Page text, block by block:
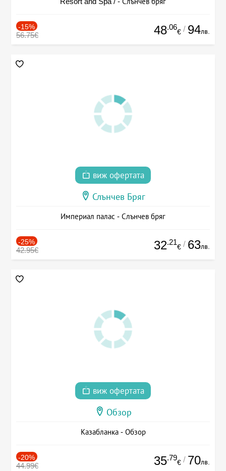
-15%
56.75€ 48.06
€ / 94лв.
виж офертата
Слънчев Бряг
Империал палас - Слънчев бряг
-25%
42.95€ 32.21
€ / 63лв.
виж офертата
Обзор
Казабланка - Обзор
-20%
44.99€ 35.79
€ / 70лв.